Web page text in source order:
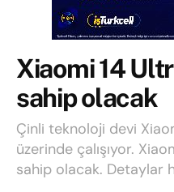
Xiaomi 14
sahip olacak
Çinli teknoloji devi
üzerinde çalışıyor.
sahip olacak. Detaylar